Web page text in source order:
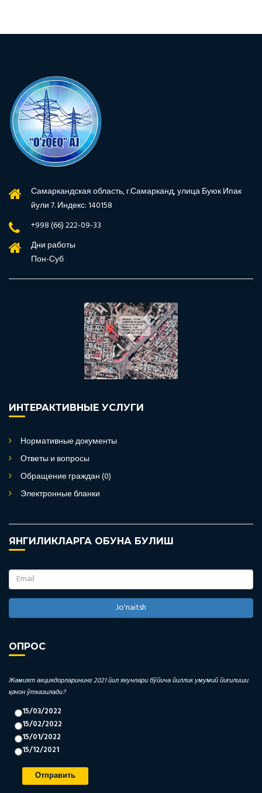
Самаркандская область, г.Самарканд, улица Буюк Ипак
йули 7. Индекс: 140158
+998 (66) 222-09-33
Дни работы
Пон-Суб
ИНТЕРАКТИВНЫЕ УСЛУГИ
Нормативные документы
Ответы и вопросы
Обращение граждан (0)
Электронные бланки
ЯНГИЛИКЛАРГА ОБУНА БУЛИШ
Jo'naitsh
ОПРОС
Жамият акциядорларининг 2021 йил якунлари бўйича йиллик умумий йиғилиши
қачон ўтказилади?
15/03/2022
15/02/2022
15/01/2022
15/12/2021